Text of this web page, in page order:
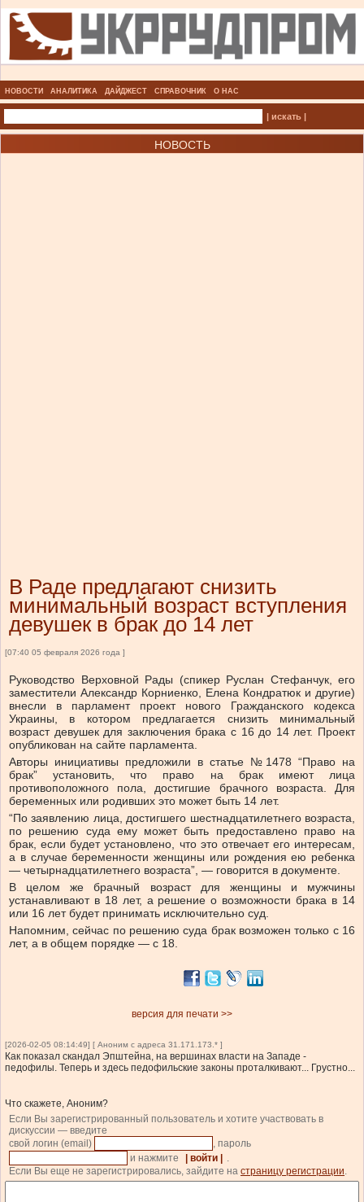
НОВОСТИ АНАЛИТИКА ДАЙДЖЕСТ СПРАВОЧНИК О НАС
| искать |
НОВОСТЬ
В Раде предлагают снизить
минимальный возраст вступления
девушек в брак до 14 лет
[07:40 05 февраля 2026 года ]
Руководство Верховной Рады (спикер Руслан Стефанчук, его
заместители Александр Корниенко, Елена Кондратюк и другие)
внесли в парламент проект нового Гражданского кодекса
Украины, в котором предлагается снизить минимальный
возраст девушек для заключения брака с 16 до 14 лет. Проект
опубликован на сайте парламента.
Авторы инициативы предложили в статье №1478 “Право на
брак” установить, что право на брак имеют лица
противоположного пола, достигшие брачного возраста. Для
беременных или родивших это может быть 14 лет.
“По заявлению лица, достигшего шестнадцатилетнего возраста,
по решению суда ему может быть предоставлено право на
брак, если будет установлено, что это отвечает его интересам,
а в случае беременности женщины или рождения ею ребенка
— четырнадцатилетнего возраста”, — говорится в документе.
В целом же брачный возраст для женщины и мужчины
устанавливают в 18 лет, а решение о возможности брака в 14
или 16 лет будет принимать исключительно суд.
Напомним, сейчас по решению суда брак возможен только с 16
лет, а в общем порядке — с 18.
версия для печати >>
[2026-02-05 08:14:49] [ Аноним с адреса 31.171.173.* ]
Как показал скандал Эпштейна, на вершинах власти на Западе -
педофилы. Теперь и здесь педофильские законы проталкивают... Грустно...
Что скажете, Аноним?
Если Вы зарегистрированный пользователь и хотите участвовать в
дискуссии — введите
свой логин (email)
, пароль
и нажмите
| войти |
.
Если Вы еще не зарегистрировались, зайдите на страницу регистрации.